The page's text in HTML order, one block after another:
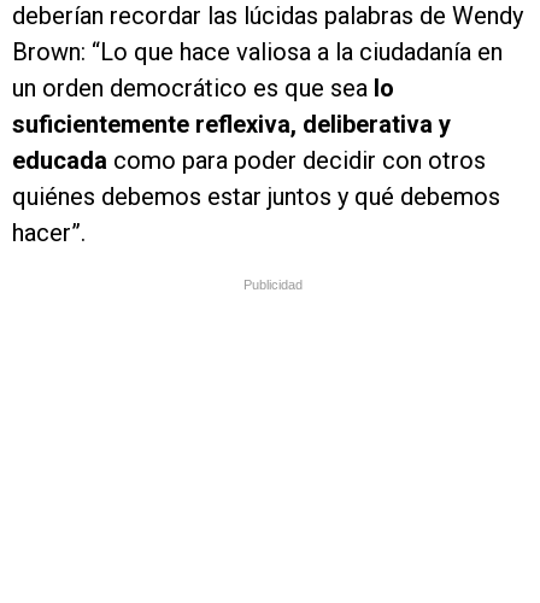
deberían recordar las lúcidas palabras de Wendy
Brown: “Lo que hace valiosa a la ciudadanía en
un orden democrático es que sea lo
suficientemente reflexiva, deliberativa y
educada como para poder decidir con otros
quiénes debemos estar juntos y qué debemos
hacer”.
Publicidad